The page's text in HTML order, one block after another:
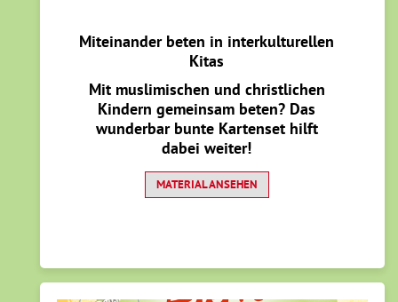
Miteinander beten in interkulturellen
Kitas
Mit muslimischen und christlichen
Kindern gemeinsam beten? Das
wunderbar bunte Kartenset hilft
dabei weiter!
MATERIAL ANSEHEN